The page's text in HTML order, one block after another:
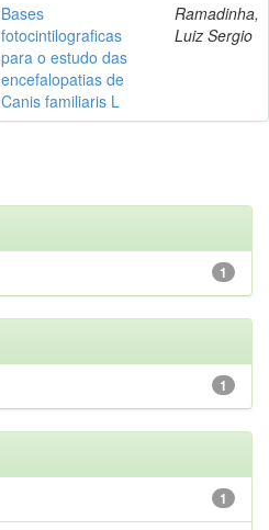
Bases
fotocintilograficas
para o estudo das
encefalopatias de
Canis familiaris L
Ramadinha,
Luiz Sergio
1
1
1